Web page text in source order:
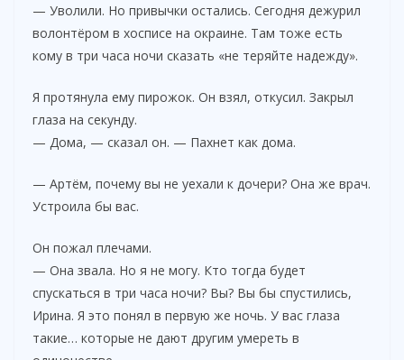
— Уволили. Но привычки остались. Сегодня дежурил
волонтёром в хосписе на окраине. Там тоже есть
кому в три часа ночи сказать «не теряйте надежду».
Я протянула ему пирожок. Он взял, откусил. Закрыл
глаза на секунду.
— Дома, — сказал он. — Пахнет как дома.
— Артём, почему вы не уехали к дочери? Она же врач.
Устроила бы вас.
Он пожал плечами.
— Она звала. Но я не могу. Кто тогда будет
спускаться в три часа ночи? Вы? Вы бы спустились,
Ирина. Я это понял в первую же ночь. У вас глаза
такие… которые не дают другим умереть в